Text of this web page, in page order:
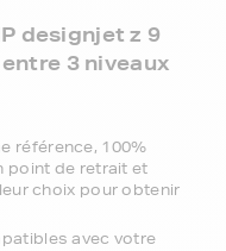
designjet z 9
3 niveaux
référence, 100%
point de retrait et
choix pour obtenir
avec votre